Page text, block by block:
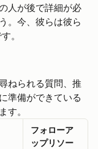
人が後で詳細が必
。今、彼らは彼ら
。
ねられる質問、推
準備ができている
す。
フォローア
ップリソー